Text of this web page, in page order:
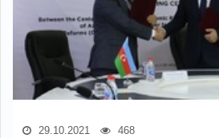
29.10.2021 468